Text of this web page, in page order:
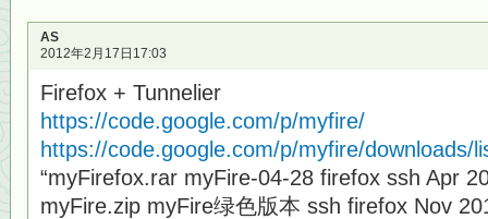
AS
2012年2月17日17:03
Firefox + Tunnelier
https://code.google.com/p/myfire/
https://code.google.com/p/myfire/downloads/
“myFirefox.rar myFire-04-28 firefox ssh Apr
myFire.zip myFire绿色版本 ssh firefox Nov